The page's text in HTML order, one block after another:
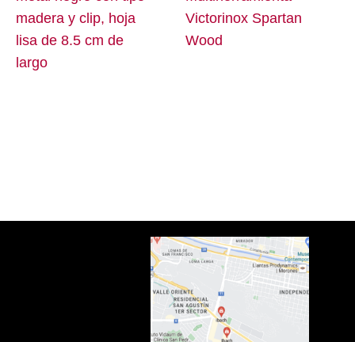
madera y clip, hoja
lisa de 8.5 cm de
largo
Victorinox Spartan
Wood